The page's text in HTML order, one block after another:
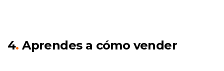
4. Aprendes a cómo vender